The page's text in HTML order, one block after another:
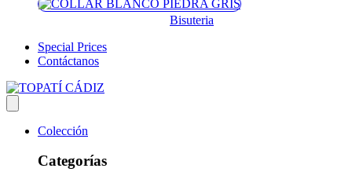
Bisuteria
Special Prices
Contáctanos
Colección
Categorías